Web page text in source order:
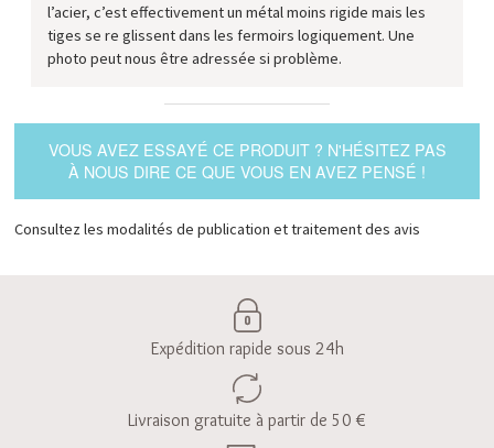
l’acier, c’est effectivement un métal moins rigide mais les
tiges se re glissent dans les fermoirs logiquement. Une
photo peut nous être adressée si problème.
VOUS AVEZ ESSAYÉ CE PRODUIT ? N'HÉSITEZ PAS
À NOUS DIRE CE QUE VOUS EN AVEZ PENSÉ !
Consultez les modalités de publication et traitement des avis
Expédition rapide sous 24h
Livraison gratuite à partir de 50 €